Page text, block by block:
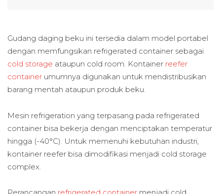
Gudang daging beku ini tersedia dalam model portabel
dengan memfungsikan refrigerated container sebagai
cold storage ataupun cold room. Kontainer reefer
container umumnya digunakan untuk mendistribusikan
barang mentah ataupun produk beku.
Mesin refrigeration yang terpasang pada refrigerated
container bisa bekerja dengan menciptakan temperatur
hingga (-40°C). Untuk memenuhi kebutuhan industri,
kontainer reefer bisa dimodifikasi menjadi cold storage
complex.